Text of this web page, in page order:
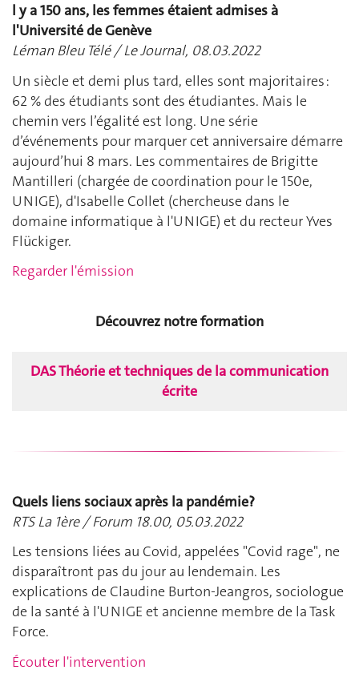
l y a 150 ans, les femmes étaient admises à
l'Université de Genève
Léman Bleu Télé / Le Journal, 08.03.2022
Un siècle et demi plus tard, elles sont majoritaires :
62 % des étudiants sont des étudiantes. Mais le
chemin vers l’égalité est long. Une série
d’événements pour marquer cet anniversaire démarre
aujourd’hui 8 mars. Les commentaires de Brigitte
Mantilleri (chargée de coordination pour le 150e,
UNIGE), d'Isabelle Collet (chercheuse dans le
domaine informatique à l'UNIGE) et du recteur Yves
Flückiger.
Regarder l'émission
Découvrez notre formation
DAS Théorie et techniques de la communication
écrite
Quels liens sociaux après la pandémie?
RTS La 1ère / Forum 18.00, 05.03.2022
Les tensions liées au Covid, appelées "Covid rage", ne
disparaîtront pas du jour au lendemain. Les
explications de Claudine Burton-Jeangros, sociologue
de la santé à l'UNIGE et ancienne membre de la Task
Force.
Écouter l'intervention